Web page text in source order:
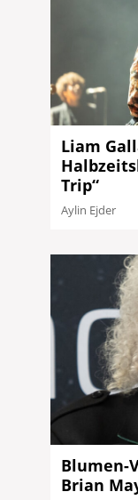
Liam
Trip“
Aylin Ejder
Blumen-
Brian